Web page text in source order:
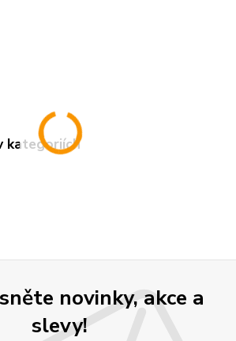
kategoriích
novinky, akce a
slevy!